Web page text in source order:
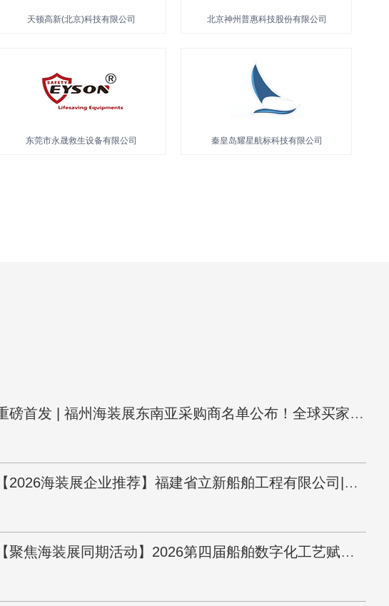
浙江大立科技股份有限公司 山东捷瑞数字科技股份有限公司
北京北斗星通导航技术股份有限公司 福大紫金氢能科技股份有限公司
重磅首发 | 福州海装展东南亚采购商名单公布！全球买家已就位，只等你来！
【2026海装展企业推荐】福建省立新船舶工程有限公司|具备20万载重吨造船能力
【聚焦海装展同期活动】2026第四届船舶数字化工艺赋能建造发展论坛